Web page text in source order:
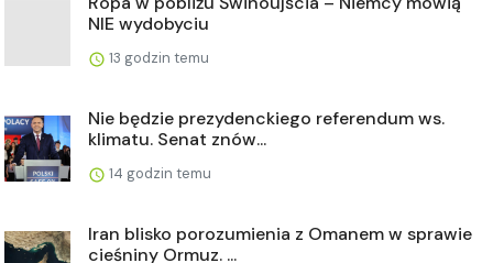
NIE wydobyciu
13 godzin temu
Nie będzie prezydenckiego referendum ws.
klimatu. Senat znów...
14 godzin temu
Iran blisko porozumienia z Omanem w sprawie
cieśniny Ormuz. ...